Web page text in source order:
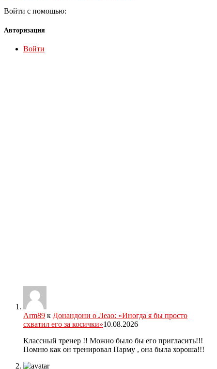
Войти с помощью:
Авторизация
Войти
Arm89 к Донандони о Леао: «Иногда я бы просто
схватил его за косички»10.08.2026
Классный тренер !! Можно было бы его пригласить!!!
Помню как он тренировал Парму , она была хороша!!!